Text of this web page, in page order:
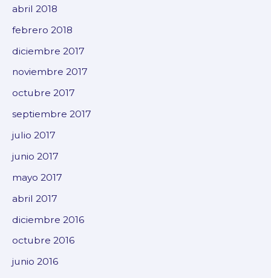
abril 2018
febrero 2018
diciembre 2017
noviembre 2017
octubre 2017
septiembre 2017
julio 2017
junio 2017
mayo 2017
abril 2017
diciembre 2016
octubre 2016
junio 2016